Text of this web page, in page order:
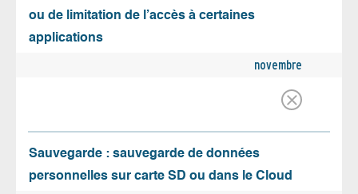
ou de limitation de l’accès à certaines
applications
novembre
Sauvegarde : sauvegarde de données
personnelles sur carte SD ou dans le Cloud